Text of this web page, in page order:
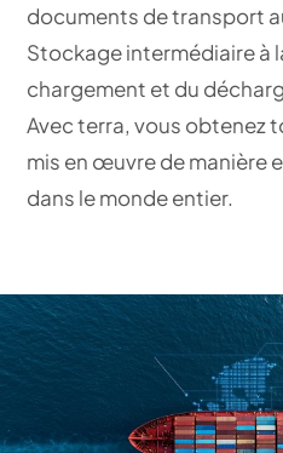
documents de transport
Stockage intermédiaireà
chargement et du
Avec terra, vous obtenez
mis en œuvre de manière
dans le monde entier.